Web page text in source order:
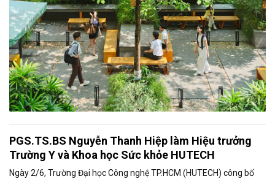
PGS.TS.BS Nguyễn Thanh Hiệp làm Hiệu trưởng
Trường Y và Khoa học Sức khỏe HUTECH
Ngày 2/6, Trường Đại học Công nghệ TP.HCM (HUTECH) công bố